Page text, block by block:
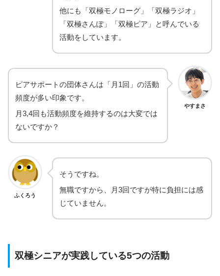
他にも「双極モノローグ」「双極ラジオ」
「双極さんぽ」「双極ピア」と呼んでいる
活動をしています。
やすまさ
ピアサポートの団体さんは「月1回」の活動
頻度が多い印象です。
月3,4回も活動頻度を維持するのは大変では
ないですか？
ふくろう
そうですね。
無職ですから、月3回ですが特に負担には感
じていません。
双極シニアが実践している5つの活動